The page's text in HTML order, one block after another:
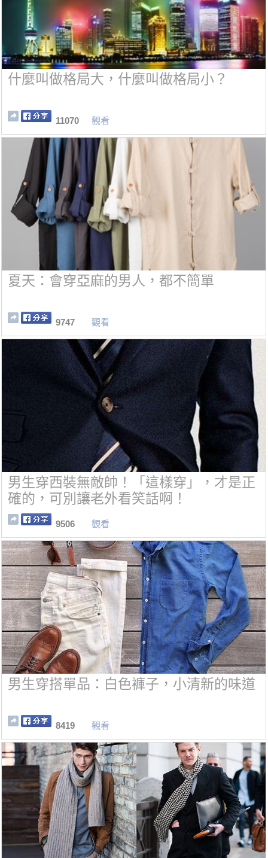
什麼叫做格局大，什麼叫做格局小？
11070 觀看
夏天：會穿亞麻的男人，都不簡單
9747 觀看
男生穿西裝無敵帥！「這樣穿」，才是正
確的，可別讓老外看笑話啊！
9506 觀看
男生穿搭單品：白色褲子，小清新的味道
8419 觀看